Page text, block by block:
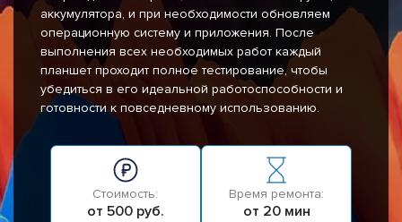
аккумулятора, и при необходимости обновляем
операционную систему и приложения. После
выполнения всех необходимых работ каждый
планшет проходит полное тестирование, чтобы
убедиться в его идеальной работоспособности и
готовности к повседневному использованию.
Стоимость:
от 500 руб.
Время ремонта:
от 20 мин